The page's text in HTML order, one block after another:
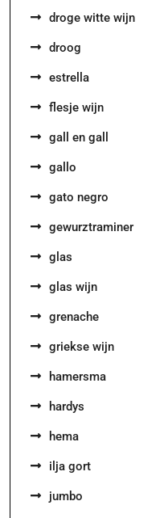
droge witte wijn
droog
estrella
flesje wijn
gall en gall
gallo
gato negro
gewurztraminer
glas
glas wijn
grenache
griekse wijn
hamersma
hardys
hema
ilja gort
jumbo